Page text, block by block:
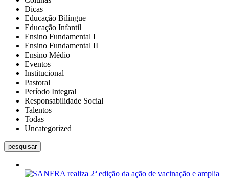
Dicas
Educação Bilíngue
Educação Infantil
Ensino Fundamental I
Ensino Fundamental II
Ensino Médio
Eventos
Institucional
Pastoral
Período Integral
Responsabilidade Social
Talentos
Todas
Uncategorized
pesquisar